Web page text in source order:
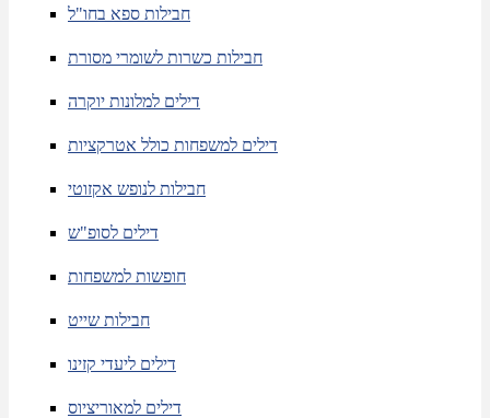
חבילות ספא בחו"ל
חבילות כשרות לשומרי מסורת
דילים למלונות יוקרה
דילים למשפחות כולל אטרקציות
חבילות לנופש אקזוטי
דילים לסופ"ש
חופשות למשפחות
חבילות שייט
דילים ליעדי קזינו
דילים למאוריציוס